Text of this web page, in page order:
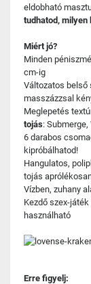
eldobható
tudhatod,
Miért jó?
Minden
cm-ig
Változatos belső
masszázzsal
Meglepetés
tojás:
6 darabos
kipróbálhatod!
Hangulatos,
tojás
Vízben, zuhany
Kezdő szex-
használható
Erre figyelj: